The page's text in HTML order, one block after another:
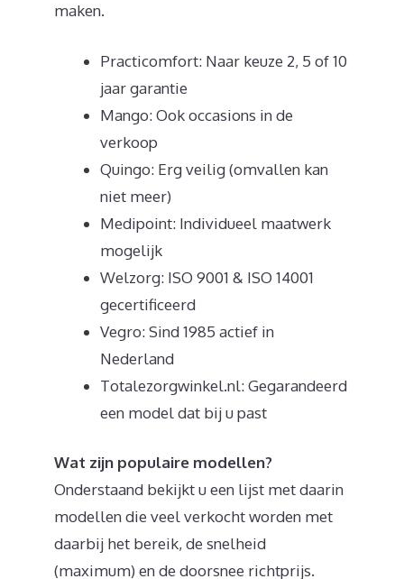
maken.
Practicomfort: Naar keuze 2, 5 of 10
jaar garantie
Mango: Ook occasions in de
verkoop
Quingo: Erg veilig (omvallen kan
niet meer)
Medipoint: Individueel maatwerk
mogelijk
Welzorg: ISO 9001 & ISO 14001
gecertificeerd
Vegro: Sind 1985 actief in
Nederland
Totalezorgwinkel.nl: Gegarandeerd
een model dat bij u past
Wat zijn populaire modellen?
Onderstaand bekijkt u een lijst met daarin
modellen die veel verkocht worden met
daarbij het bereik, de snelheid
(maximum) en de doorsnee richtprijs.